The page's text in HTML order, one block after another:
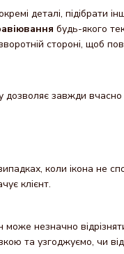
деталі, підібрати
будь-якого
стороні, щоб
завжди
коли ікона не
клієнт.
незначно
та узгоджуємо, чи